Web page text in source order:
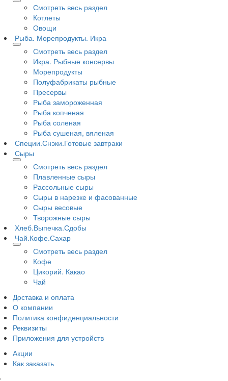
Смотреть весь раздел
Котлеты
Овощи
Рыба. Морепродукты. Икра
Смотреть весь раздел
Икра. Рыбные консервы
Морепродукты
Полуфабрикаты рыбные
Пресервы
Рыба замороженная
Рыба копченая
Рыба соленая
Рыба сушеная, вяленая
Специи.Снэки.Готовые завтраки
Сыры
Смотреть весь раздел
Плавленные сыры
Рассольные сыры
Сыры в нарезке и фасованные
Сыры весовые
Творожные сыры
Хлеб.Выпечка.Сдобы
Чай.Кофе.Сахар
Смотреть весь раздел
Кофе
Цикорий. Какао
Чай
Доставка и оплата
О компании
Политика конфиденциальности
Реквизиты
Приложения для устройств
Акции
Как заказать